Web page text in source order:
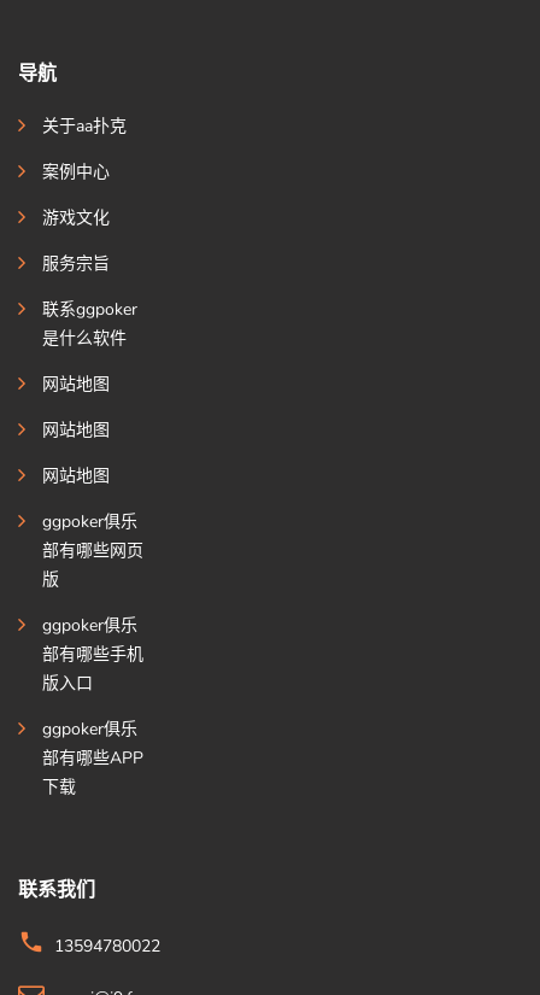
导航
关于aa扑克
案例中心
游戏文化
服务宗旨
联系ggpoker
是什么软件
网站地图
网站地图
网站地图
ggpoker俱乐
部有哪些网页
版
ggpoker俱乐
部有哪些手机
版入口
ggpoker俱乐
部有哪些APP
下载
联系我们
13594780022